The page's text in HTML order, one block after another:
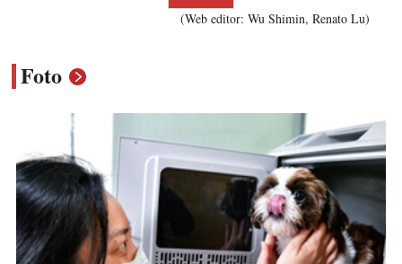
(Web editor: Wu Shimin, Renato Lu)
Foto